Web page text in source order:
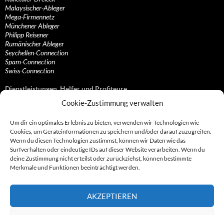
Cookie-Zustimmung verwalten
Um dir ein optimales Erlebnis zu bieten, verwenden wir Technologien wie
Cookies, um Geräteinformationen zu speichern und/oder darauf zuzugreifen.
Wenn du diesen Technologien zustimmst, können wir Daten wie das
Surfverhalten oder eindeutige IDs auf dieser Website verarbeiten. Wenn du
deine Zustimmung nicht erteilst oder zurückziehst, können bestimmte
Merkmale und Funktionen beeinträchtigt werden.
AKZEPTIEREN
Malaysischer-Ableger
Mega-Firmennetz
Münchener Ableger
Philipp Reisener
Rumänischer Ableger
Seychellen-Connection
Spam-Connection
Swiss-Connection
Dienstleistungen, Helfer und Profiteure
Anonymisierungsdienste, VPN- und Web-Proxy…
Bezahlsysteme, Finanzdienstleister und…
Bürodienstleister, Firmengründer- und/oder…
Datenhändler, Adressbroker und zielgerichtetes…
Hosting, Routing, Provider, Domain-, Web- und…
Inkasso, Forderungsmanagement und eintreibende…
Spieleanbieter, Online- und Browsergames
Partnerprogramme, Vertriebskanäle- und…
Telekommunikationsdienstleister, Internet…
Vereine, Verbände, Vereinigungen und Lobbyisten